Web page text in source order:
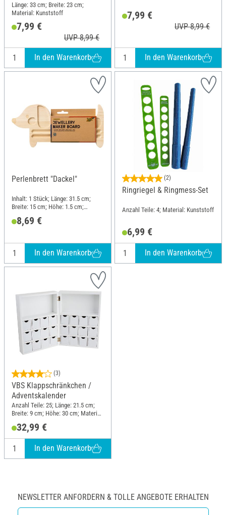
Länge: 33 cm; Breite: 23 cm;
Material: Kunststoff
7,99 €
UVP 8,99 €
In den Warenkorb
7,99 €
UVP 8,99 €
In den Warenkorb
Perlenbrett "Dackel"
Inhalt: 1 Stück; Länge: 31.5 cm;
Breite: 15 cm; Höhe: 1.5 cm;
8,69 €
In den Warenkorb
(2)
Ringriegel & Ringmess-Set
Anzahl Teile: 4; Material: Kunststoff
6,99 €
In den Warenkorb
(3)
VBS Klappschränkchen /
Adventskalender
Anzahl Teile: 25; Länge: 21.5 cm;
Breite: 9 cm; Höhe: 30 cm; Material:
32,99 €
In den Warenkorb
NEWSLETTER ANFORDERN & TOLLE ANGEBOTE ERHALTEN